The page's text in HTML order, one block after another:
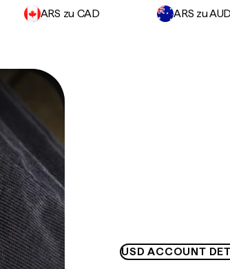
ARS zu CAD ARS zu
USD ACCOUNT